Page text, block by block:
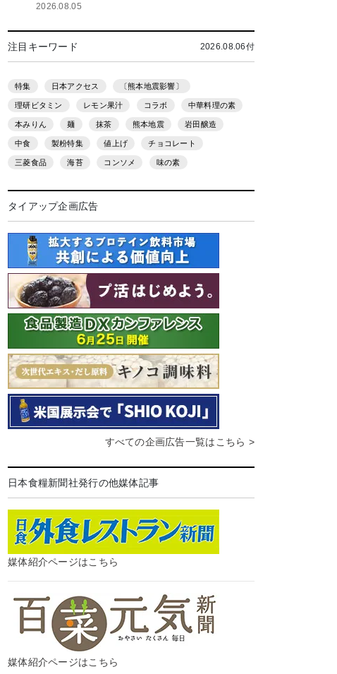
2026.08.05
注目キーワード 2026.08.06付
特集 日本アクセス 〔熊本地震影響〕
理研ビタミン レモン果汁 コラボ 中華料理の素
本みりん 麺 抹茶 熊本地震 岩田醸造
中食 製粉特集 値上げ チョコレート
三菱食品 海苔 コンソメ 味の素
タイアップ企画広告
すべての企画広告一覧はこちら >
日本食糧新聞社発行の他媒体記事
媒体紹介ページはこちら
媒体紹介ページはこちら